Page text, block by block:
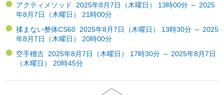
アクティメソッド 2025年8月7日（木曜日） 13時00分 ～ 2025
年8月7日（木曜日） 21時00分
揉まない整体CS60 2025年8月7日（木曜日） 13時30分 ～ 2025
年8月7日（木曜日） 20時00分
空手稽古 2025年8月7日（木曜日） 17時30分 ～ 2025年8月7日
（木曜日） 20時45分